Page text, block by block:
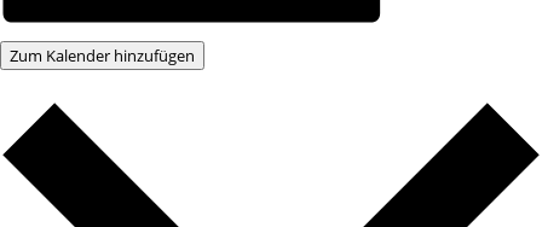
Zum Kalender hinzufügen